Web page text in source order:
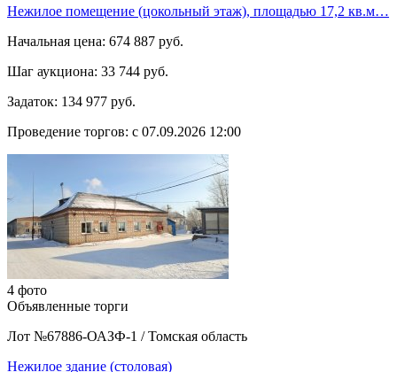
Нежилое помещение (цокольный этаж), площадью 17,2 кв.м…
Начальная цена: 674 887 руб.
Шаг аукциона: 33 744 руб.
Задаток: 134 977 руб.
Проведение торгов: с 07.09.2026 12:00
4 фото
Объявленные торги
Лот №67886-ОАЗФ-1 / Томская область
Нежилое здание (столовая)